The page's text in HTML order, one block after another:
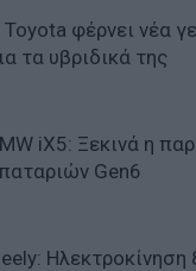
Toyota φέρνει νέα
τα υβριδικά της
iX5: Ξεκινά η
Gen6
Ηλεκτροκίνηση